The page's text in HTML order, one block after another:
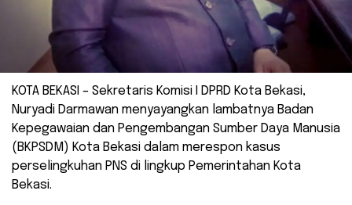
KOTA BEKASI – Sekretaris Komisi I DPRD Kota Bekasi,
Nuryadi Darmawan menyayangkan lambatnya Badan
Kepegawaian dan Pengembangan Sumber Daya Manusia
(BKPSDM) Kota Bekasi dalam merespon kasus
perselingkuhan PNS di lingkup Pemerintahan Kota
Bekasi.